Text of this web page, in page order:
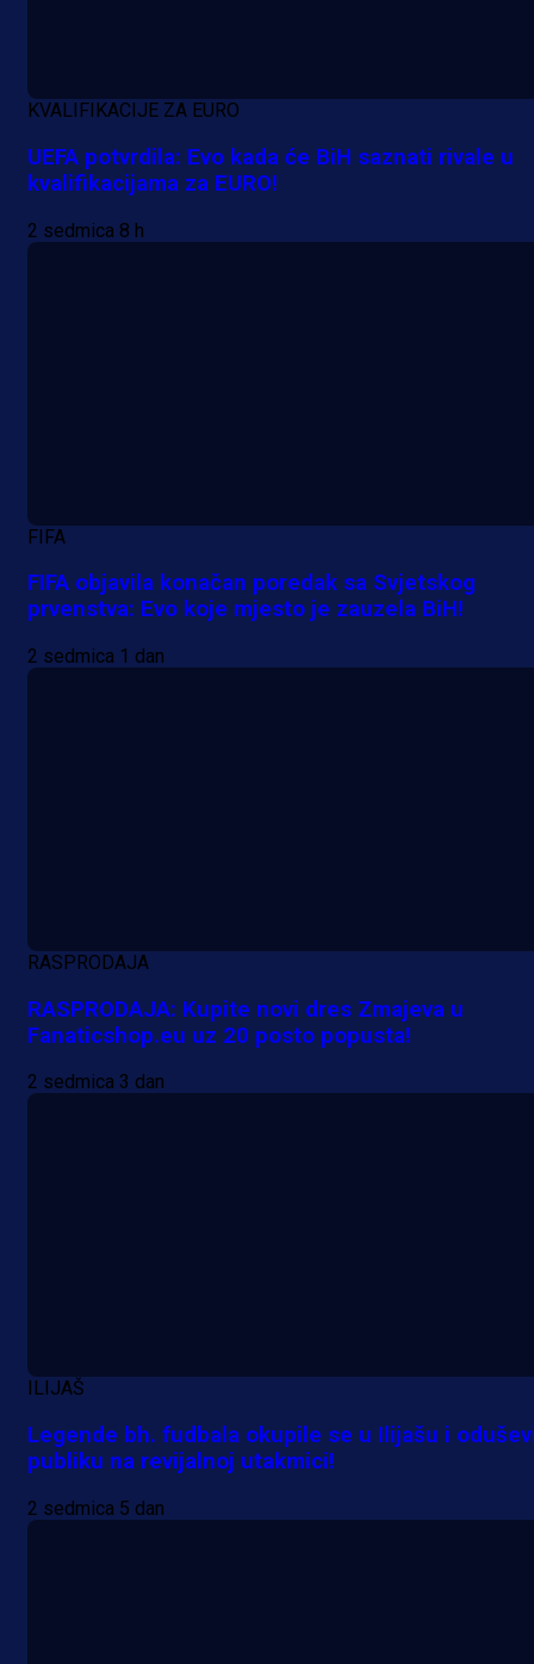
KVALIFIKACIJE ZA EURO
UEFA potvrdila: Evo kada će BiH saznati rivale u
kvalifikacijama za EURO!
2 sedmica 8 h
FIFA
FIFA objavila konačan poredak sa Svjetskog
prvenstva: Evo koje mjesto je zauzela BiH!
2 sedmica 1 dan
RASPRODAJA
RASPRODAJA: Kupite novi dres Zmajeva u
Fanaticshop.eu uz 20 posto popusta!
2 sedmica 3 dan
ILIJAŠ
Legende bh. fudbala okupile se u Ilijašu i
publiku na revijalnoj utakmici!
2 sedmica 5 dan